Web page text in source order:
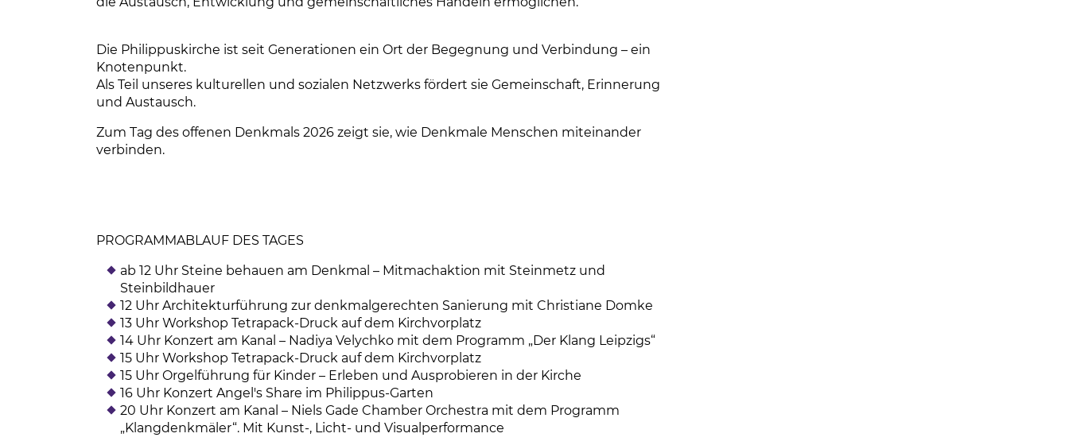
Die Philippuskirche ist seit Generationen ein Ort der Begegnung und Verbindung – ein
Knotenpunkt.
Als Teil unseres kulturellen und sozialen Netzwerks fördert sie Gemeinschaft, Erinnerung
und Austausch.
Zum Tag des offenen Denkmals 2026 zeigt sie, wie Denkmale Menschen miteinander
verbinden.
PROGRAMMABLAUF DES TAGES
ab 12 Uhr Steine behauen am Denkmal – Mitmachaktion mit Steinmetz und
Steinbildhauer
12 Uhr Architekturführung zur denkmalgerechten Sanierung mit Christiane Domke
13 Uhr Workshop Tetrapack-Druck auf dem Kirchvorplatz
14 Uhr Konzert am Kanal – Nadiya Velychko mit dem Programm „Der Klang Leipzigs“
15 Uhr Workshop Tetrapack-Druck auf dem Kirchvorplatz
15 Uhr Orgelführung für Kinder – Erleben und Ausprobieren in der Kirche
16 Uhr Konzert Angel's Share im Philippus-Garten
20 Uhr Konzert am Kanal – Niels Gade Chamber Orchestra mit dem Programm
„Klangdenkmäler“. Mit Kunst-, Licht- und Visualperformance